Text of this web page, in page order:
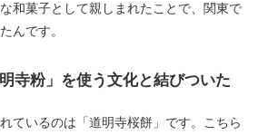
和菓子として親しまれたことで、関東で
んです。
寺粉」を使う文化と結びついた
ているのは「道明寺桜餅」です。こちら